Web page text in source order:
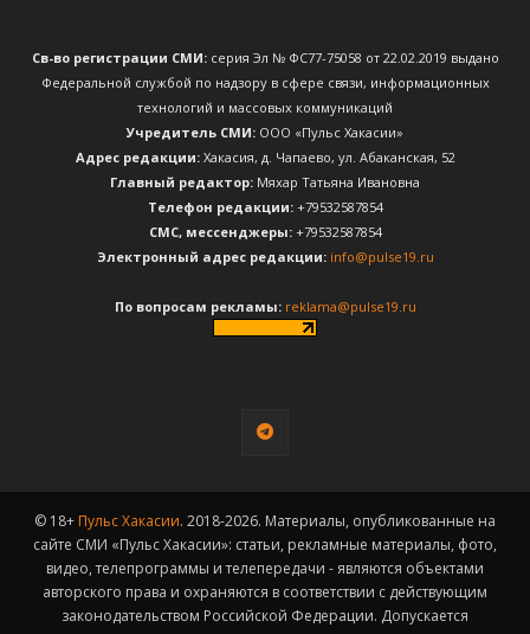
Св-во регистрации СМИ:серия Эл № ФС77-75058 от 22.02.2019 выдано
Федеральной службой по надзору в сфере связи, информационных
технологий и массовых коммуникаций
Учредитель СМИ: ООО «Пульс Хакасии»
Адрес редакции:Хакасия, д. Чапаево, ул. Абаканская, 52
Главный редактор: Мяхар Татьяна Ивановна
Телефон редакции:+79532587854
CМС, мессенджеры:+79532587854
Электронный адрес редакции: info@pulse19.ru
По вопросам рекламы: reklama@pulse19.ru
© 18+ Пульс Хакасии. 2018-2026. Материалы, опубликованные на
сайте СМИ «Пульс Хакасии»: статьи, рекламные материалы, фото,
видео, телепрограммы и телепередачи - являются объектами
авторского права и охраняются в соответствии с действующим
законодательством Российской Федерации. Допускается